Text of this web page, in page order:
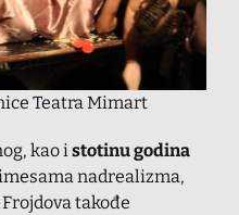
Teatra Mimart
kao istotinu godina
nadrealizma,
takođe